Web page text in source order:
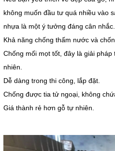
không muốn đầu tư quá nhiều vào
nhựa là một ý tưởng đáng cân nhắc.
Khả năng chống thấm nước và
Chống mối mọt tốt, đây là giải
nhiên.
Dễ dàng trong thi công, lắp đặt.
Chống được tia tử ngoại, không
Giá thành rẻ hơn gỗ tự nhiên.